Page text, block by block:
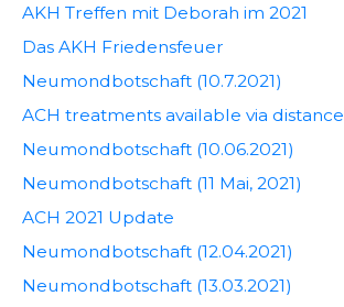
AKH Treffen mit Deborah im 2021
Das AKH Friedensfeuer
Neumondbotschaft (10.7.2021)
ACH treatments available via distance
Neumondbotschaft (10.06.2021)
Neumondbotschaft (11 Mai, 2021)
ACH 2021 Update
Neumondbotschaft (12.04.2021)
Neumondbotschaft (13.03.2021)